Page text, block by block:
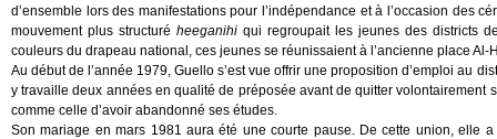
d’ensemble lors des manifestations pour l’indépendance et à l’occasion des
mouvement plus structuré heeganihiqui regroupait les jeunes des districts
couleurs du drapeau national, ces jeunes se réunissaient à l’ancienne place
Au début de l’année 1979, Guello s’est vue offrir une proposition d’emploi au
y travaille deux années en qualité de préposée avant de quitter volontairement
comme celle d’avoir abandonné ses études.
Son mariage en mars 1981 aura été une courte pause. De cette union, elle